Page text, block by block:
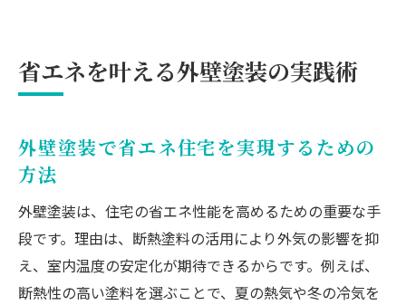
省エネを叶える外壁塗装の実践術
外壁塗装で省エネ住宅を実現するための
方法
外壁塗装は、住宅の省エネ性能を高めるための重要な手
段です。理由は、断熱塗料の活用により外気の影響を抑
え、室内温度の安定化が期待できるからです。例えば、
断熱性の高い塗料を選ぶことで、夏の熱気や冬の冷気を